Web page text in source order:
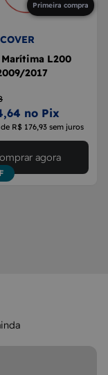
Primeira compra
L200
2017
no Pix
R$ 176,93 sem juros
agora